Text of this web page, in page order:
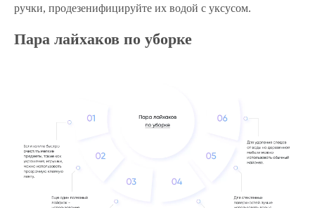
ручки, продезенифицируйте их водой с уксусом.
Пара лайхаков по уборке